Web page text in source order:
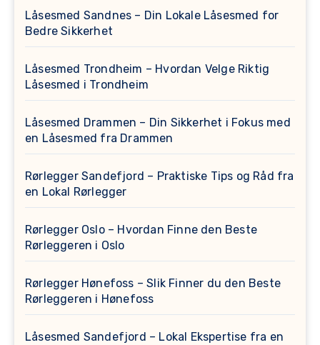
Låsesmed Sandnes – Din Lokale Låsesmed for
Bedre Sikkerhet
Låsesmed Trondheim – Hvordan Velge Riktig
Låsesmed i Trondheim
Låsesmed Drammen – Din Sikkerhet i Fokus med
en Låsesmed fra Drammen
Rørlegger Sandefjord – Praktiske Tips og Råd fra
en Lokal Rørlegger
Rørlegger Oslo – Hvordan Finne den Beste
Rørleggeren i Oslo
Rørlegger Hønefoss – Slik Finner du den Beste
Rørleggeren i Hønefoss
Låsesmed Sandefjord – Lokal Ekspertise fra en